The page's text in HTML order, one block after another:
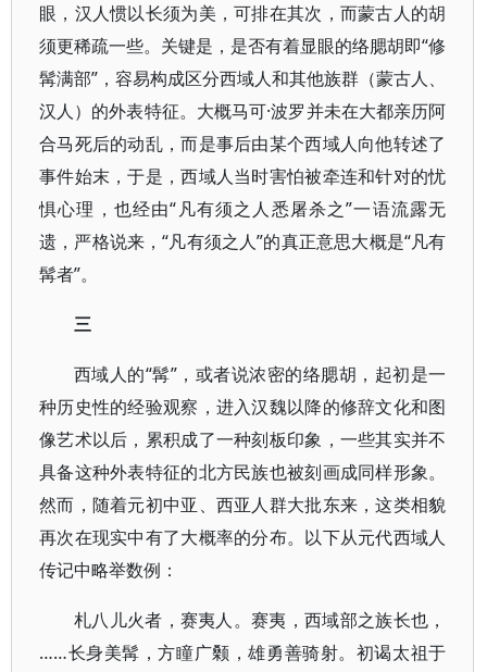
眼，汉人惯以长须为美，可排在其次，而蒙古人的胡
须更稀疏一些。关键是，是否有着显眼的络腮胡即“修
髯满部”，容易构成区分西域人和其他族群（蒙古人、
汉人）的外表特征。大概马可·波罗并未在大都亲历阿
合马死后的动乱，而是事后由某个西域人向他转述了
事件始末，于是，西域人当时害怕被牵连和针对的忧
惧心理，也经由“凡有须之人悉屠杀之”一语流露无
遗，严格说来，“凡有须之人”的真正意思大概是“凡有
髯者”。
三
西域人的“髯”，或者说浓密的络腮胡，起初是一
种历史性的经验观察，进入汉魏以降的修辞文化和图
像艺术以后，累积成了一种刻板印象，一些其实并不
具备这种外表特征的北方民族也被刻画成同样形象。
然而，随着元初中亚、西亚人群大批东来，这类相貌
再次在现实中有了大概率的分布。以下从元代西域人
传记中略举数例：
札八儿火者，赛夷人。赛夷，西域部之族长也，
……长身美髯，方瞳广颡，雄勇善骑射。初谒太祖于